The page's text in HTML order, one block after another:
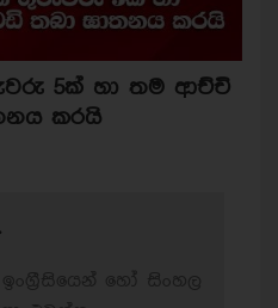
5ක් හා තම ආච්චි
කරයි